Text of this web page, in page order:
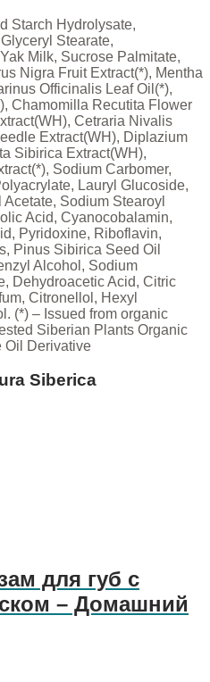
Starch Hydrolysate,
Stearate,
Milk, Sucrose Palmitate,
Nigra Fruit Extract(*), Mentha
Officinalis Leaf Oil(*),
Chamomilla Recutita Flower
Cetraria Nivalis
Extract(WH), Diplazium
Sibirica Extract(WH),
Sodium Carbomer,
Lauryl Glucoside,
Sodium Stearoyl
Acid, Cyanocobalamin,
Pyridoxine, Riboflavin,
Pinus Sibirica Seed Oil
Alcohol, Sodium
Dehydroacetic Acid, Citric
Citronellol, Hexyl
(*) – Issued from organic
Siberian Plants Organic
Oil Derivative
Siberica
для губ с
– Домашний